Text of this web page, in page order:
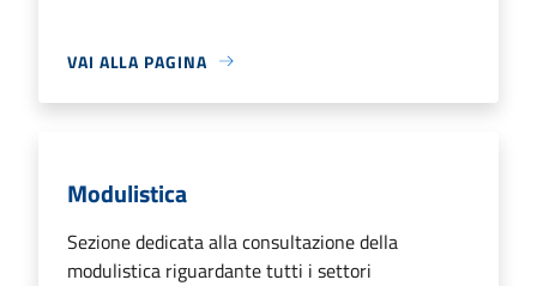
VAI ALLA PAGINA
Modulistica
Sezione dedicata alla consultazione della
modulistica riguardante tutti i settori